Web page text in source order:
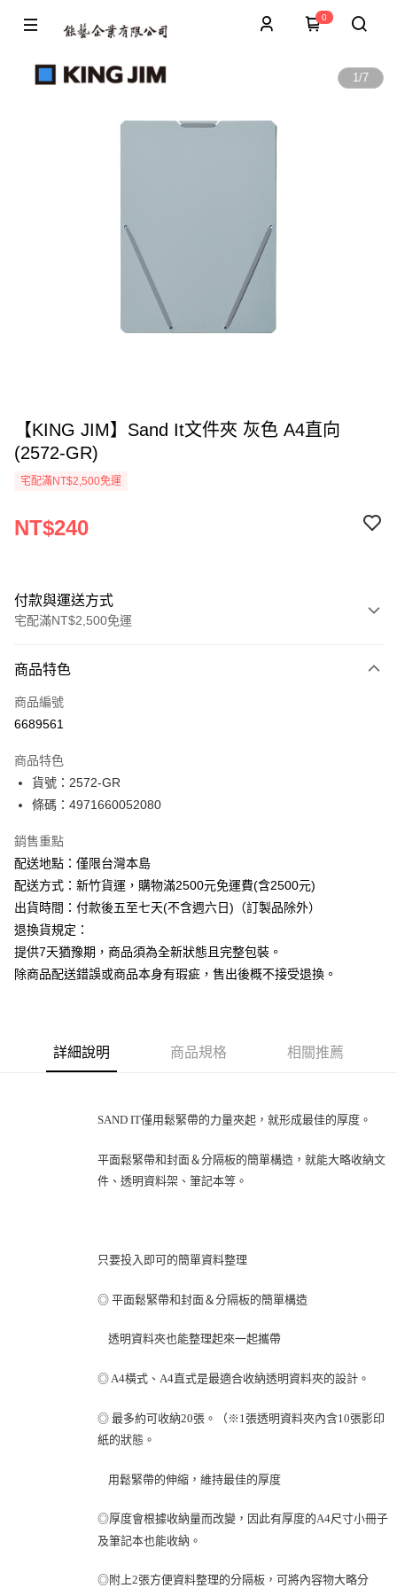
0
1/7
【KING JIM】Sand It文件夾 灰色 A4直向
(2572-GR)
宅配滿NT$2,500免運
NT$240
付款與運送方式
宅配滿NT$2,500免運
信用卡一次付款
Apple Pay
悠遊付
ATM付款
運送方式
下單前請先詢問庫存
每筆NT$130，滿NT$2,500(含以上)免運費
商品特色
商品編號
6689561
商品特色
貨號：2572-GR
條碼：4971660052080
銷售重點
配送地點：僅限台灣本島
配送方式：新竹貨運，購物滿2500元免運費(含2500元)
出貨時間：付款後五至七天(不含週六日)（訂製品除外）
退換貨規定：
提供7天猶豫期，商品須為全新狀態且完整包裝。
除商品配送錯誤或商品本身有瑕疵，售出後概不接受退換。
詳細說明 商品規格 相關推薦
SAND IT僅用鬆緊帶的力量夾起，就形成最佳的厚度。
平面鬆緊帶和封面＆分隔板的簡單構造，就能大略收納文
件、透明資料架、筆記本等。
只要投入即可的簡單資料整理
◎ 平面鬆緊帶和封面＆分隔板的簡單構造
透明資料夾也能整理起來一起攜帶
◎ A4橫式、A4直式是最適合收納透明資料夾的設計。
◎ 最多約可收納20張。（※1張透明資料夾內含10張影印
紙的狀態。
用鬆緊帶的伸縮，維持最佳的厚度
◎厚度會根據收納量而改變，因此有厚度的A4尺寸小冊子
及筆記本也能收納。
◎附上2張方便資料整理的分隔板， 可將內容物大略分